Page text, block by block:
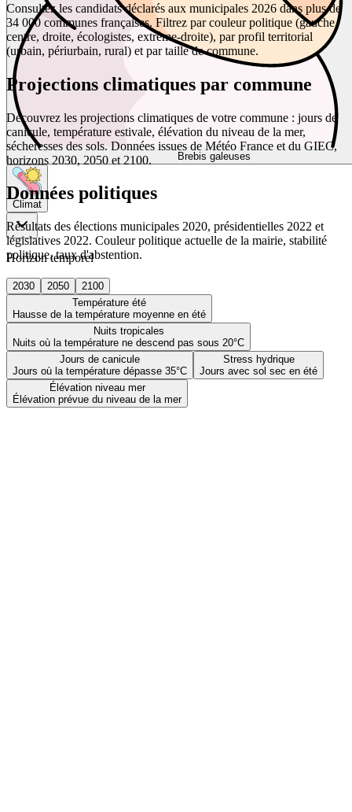
Brebis galeuses
Climat
Horizon temporel
2030 2050
2100
Température été
Hausse de la température moyenne en été
Nuits tropicales
Nuits où la température ne descend pas sous 20°C
Jours de canicule
Jours où la température dépasse 35°C
Stress hydrique
Jours avec sol sec en été
Élévation niveau mer
Élévation prévue du niveau de la mer
Consultez les candidats déclarés aux municipales 2026 dans plus de
34 000 communes françaises. Filtrez par couleur politique (gauche,
centre, droite, écologistes, extrême-droite), par profil territorial
(urbain, périurbain, rural) et par taille de commune.
Projections climatiques par commune
Découvrez les projections climatiques de votre commune : jours de
canicule, température estivale, élévation du niveau de la mer,
sécheresses des sols. Données issues de Météo France et du GIEC,
horizons 2030, 2050 et 2100.
Données politiques
Résultats des élections municipales 2020, présidentielles 2022 et
législatives 2022. Couleur politique actuelle de la mairie, stabilité
politique, taux d'abstention.